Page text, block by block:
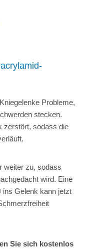
Probleme,
stecken.
zerstört, sodass die
weiter zu, sodass
wird. Eine
ins Gelenk kann jetzt
Sie sich kostenlos